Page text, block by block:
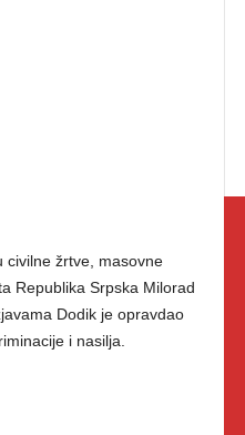
civilne žrtve, masovne
Republika Srpska Milorad
Dodik je opravdao
i nasilja.